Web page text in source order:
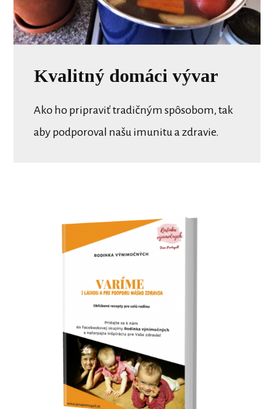
Kvalitný domáci vývar
Ako ho pripraviť tradičným spôsobom, tak
aby podporoval našu imunitu a zdravie.